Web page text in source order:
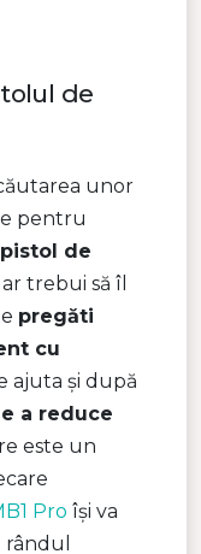
de
unor
pentru
pistol de
trebui să îl
pregăti
cu
ajuta și după
a reduce
este un
Pro își va